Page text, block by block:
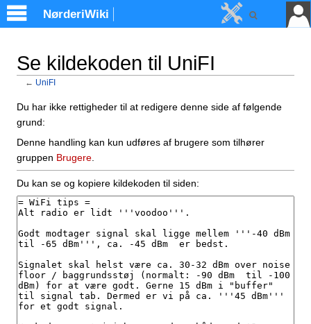
Se kildekoden til UniFI
← UniFI
Du har ikke rettigheder til at redigere denne side af følgende
grund:
Denne handling kan kun udføres af brugere som tilhører
gruppen Brugere
Du kan se og kopiere kildekoden til siden:
NørderiWiki